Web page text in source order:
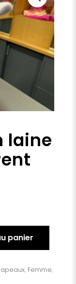
laine
panier
, Femme,